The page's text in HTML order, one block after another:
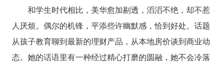
和学生时代相比，美华愈加剔透，滔滔不绝，却不惹
人厌烦。偶尔的机锋，平添些许幽默感，恰到好处。话题
从孩子教育聊到最新的理财产品，从本地房价谈到商业动
态。她的话语里有一种经过精心打磨的圆融，她不会冷落